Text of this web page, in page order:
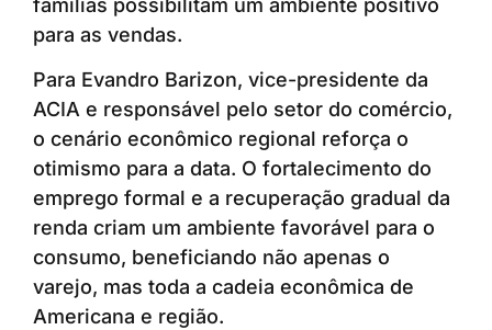
famílias possibilitam um ambiente positivo
para as vendas.
Para Evandro Barizon, vice-presidente da
ACIA e responsável pelo setor do comércio,
o cenário econômico regional reforça o
otimismo para a data. O fortalecimento do
emprego formal e a recuperação gradual da
renda criam um ambiente favorável para o
consumo, beneficiando não apenas o
varejo, mas toda a cadeia econômica de
Americana e região.